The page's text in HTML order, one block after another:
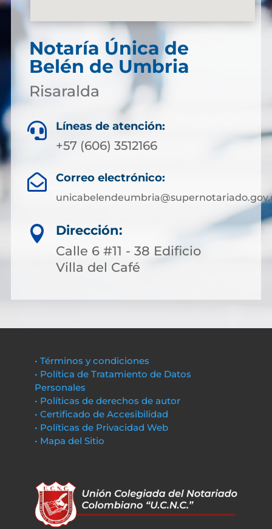
Notaría Única de
Belén de Umbria
Risaralda
 Líneas de atención:
+57 (606) 3512166
 Correo electrónico:

Dirección:
Calle 6 #11 - 38 Edificio
Villa del Café
• Términos y condiciones
• Política de Tratamiento de Datos
Personales
• Políticas de derechos de autor
• Certificado de Accesibilidad
• Políticas de Privacidad Web
• Mapa del Sitio